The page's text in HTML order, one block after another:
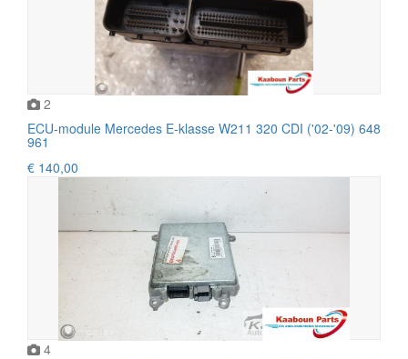
2
ECU-module Mercedes E-klasse W211 320 CDI ('02-'09) 648
961
€ 140,00
4